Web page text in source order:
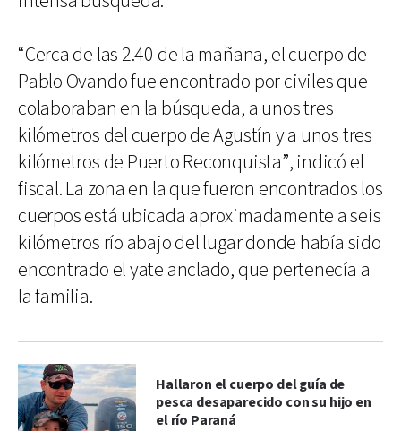
“Cerca de las 2.40 de la mañana, el cuerpo de
Pablo Ovando fue encontrado por civiles que
colaboraban en la búsqueda, a unos tres
kilómetros del cuerpo de Agustín y a unos tres
kilómetros de Puerto Reconquista”, indicó el
fiscal. La zona en la que fueron encontrados los
cuerpos está ubicada aproximadamente a seis
kilómetros río abajo del lugar donde había sido
encontrado el yate anclado, que pertenecía a
la familia.
Hallaron el cuerpo del guía de
pesca desaparecido con su hijo en
el río Paraná